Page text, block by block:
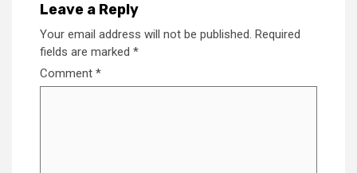
Leave a Reply
Your email address will not be published. Required
fields are marked *
Comment *